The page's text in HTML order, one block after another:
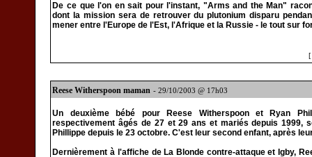
De ce que l'on en sait pour l'instant, "Arms and the Man"
dont la mission sera de retrouver du plutonium disparu
mener entre l'Europe de l'Est, l'Afrique et la Russie - le tout sur
Reese Witherspoon maman - 29/10/2003 @ 17h03
Un deuxième bébé pour Reese Witherspoon et Ryan
respectivement âgés de 27 et 29 ans et mariés depuis 1999,
Phillippe depuis le 23 octobre. C'est leur second enfant, après
Dernièrement à l'affiche de La Blonde contre-attaque et Igby,